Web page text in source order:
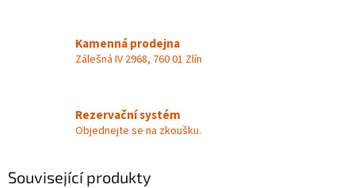
Kamenná prodejna
Zálešná IV 2968, 760 01 Zlín
Rezervační systém
Objednejte se na zkoušku.
Související produkty